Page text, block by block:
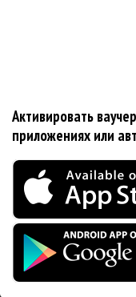
Активировать
приложениях или